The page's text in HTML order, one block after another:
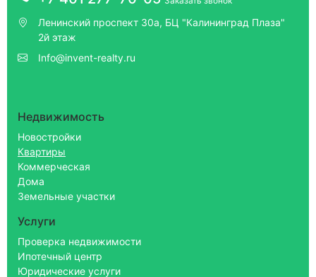
Ленинский проспект 30а, БЦ "Калининград Плаза"
2й этаж
Info@invent-realty.ru
Недвижимость
Новостройки
Квартиры
Коммерческая
Дома
Земельные участки
Услуги
Проверка недвижимости
Ипотечный центр
Юридические услуги